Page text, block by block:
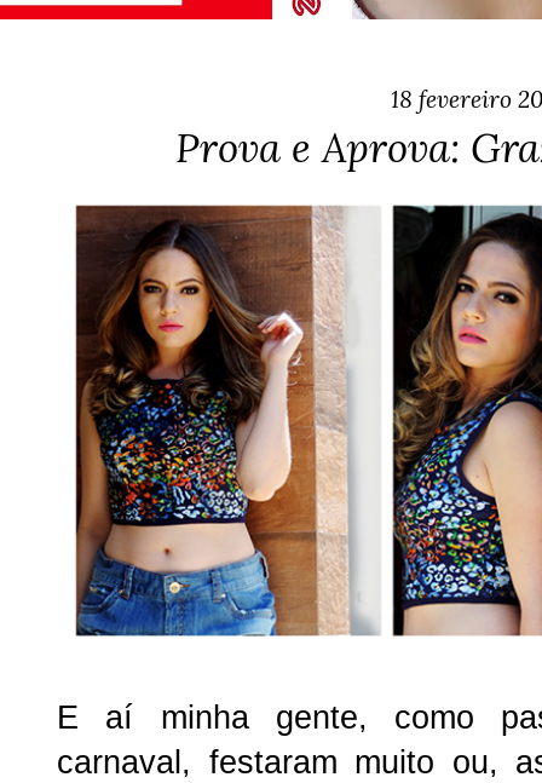
18 fevereiro
Prova e Aprova:
E aí minha gente, como
carnaval, festaram muito ou,